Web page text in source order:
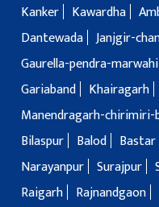
Kanker
Kawardha
Dantewada Janjgir-
Gaurella-pendra-marwahi
Gariaband
Khairagarh
Manendragarh-
Bilaspur
Balod Bastar
Narayanpur Surajpur
Raigarh
Rajnandgaon